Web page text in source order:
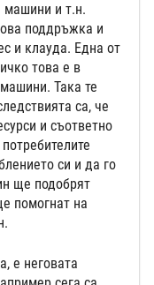
машини и т.н.
поддръжка и
и клауда. Една от
това е в
Така те
са, че
и съответно
си и да го
ще подобрят
помогнат на
е неговата